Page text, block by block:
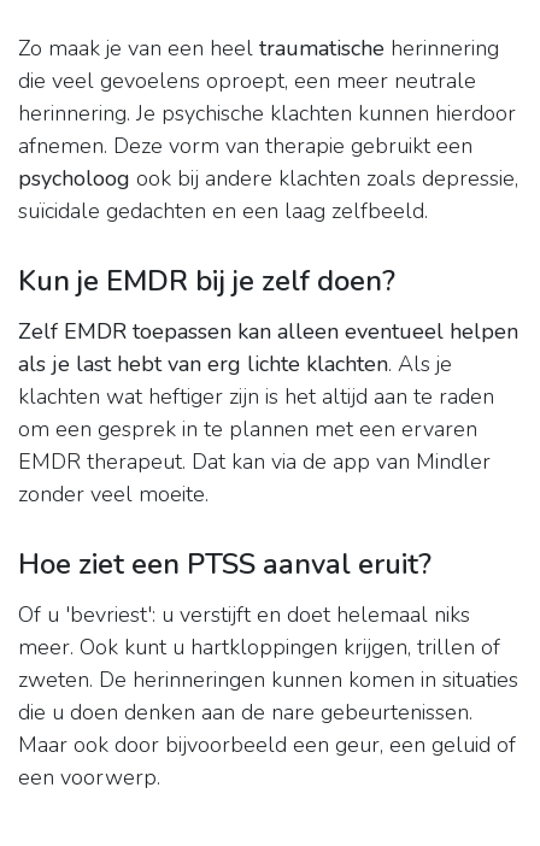
Zo maak je van een heel traumatische herinnering
die veel gevoelens oproept, een meer neutrale
herinnering. Je psychische klachten kunnen hierdoor
afnemen. Deze vorm van therapie gebruikt een
psycholoog ook bij andere klachten zoals depressie,
suïcidale gedachten en een laag zelfbeeld.
Kun je EMDR bij je zelf doen?
Zelf EMDR toepassen kan alleen eventueel helpen
als je last hebt van erg lichte klachten. Als je
klachten wat heftiger zijn is het altijd aan te raden
om een gesprek in te plannen met een ervaren
EMDR therapeut. Dat kan via de app van Mindler
zonder veel moeite.
Hoe ziet een PTSS aanval eruit?
Of u 'bevriest': u verstijft en doet helemaal niks
meer. Ook kunt u hartkloppingen krijgen, trillen of
zweten. De herinneringen kunnen komen in situaties
die u doen denken aan de nare gebeurtenissen.
Maar ook door bijvoorbeeld een geur, een geluid of
een voorwerp.